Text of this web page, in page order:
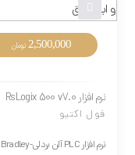
2,500,000 تومان
نرم افزار RsLogix 500 v7.0
فول اکتیو